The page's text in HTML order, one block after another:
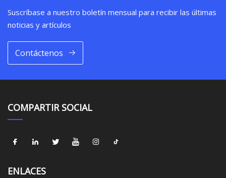
Suscríbase a nuestro boletín mensual para recibir las últimas
noticias y artículos
Contáctenos
COMPARTIR SOCIAL
ENLACES